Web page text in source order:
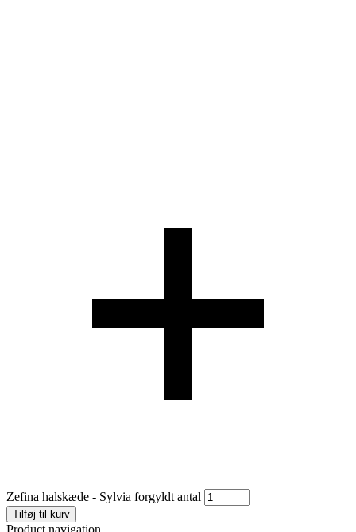
Zefina halskæde - Sylvia forgyldt antal
Tilføj til kurv